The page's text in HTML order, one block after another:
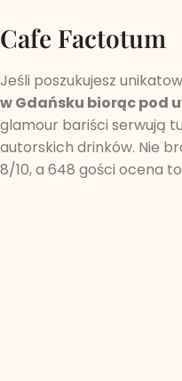
Cafe Factotum
Jeśli poszukujesz
w Gdańsku biorąc pod
glamour bariści serwują
autorskich drinków. Nie
8/10, a 648 gości ocena